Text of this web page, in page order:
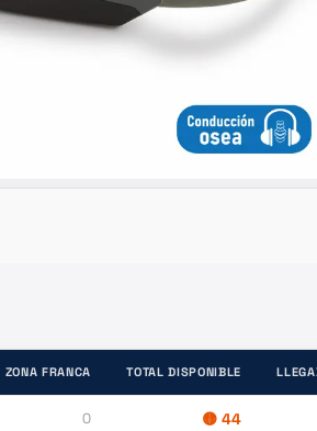
ZONA FRANCA TOTAL DISPONIBLE
0 🟡 44